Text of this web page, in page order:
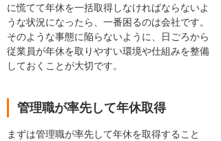
に慌てて年休を一括取得しなければならないよ
うな状況になったら、一番困るのは会社です。
そのような事態に陥らないように、日ごろから
従業員が年休を取りやすい環境や仕組みを整備
しておくことが大切です。
管理職が率先して年休取得
まずは管理職が率先して年休を取得すること